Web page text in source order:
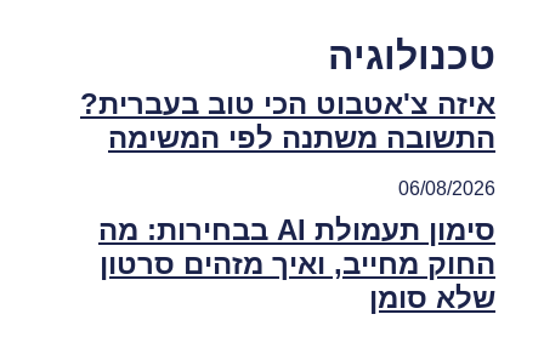
טכנולוגיה
איזה צ'אטבוט הכי טוב בעברית?
התשובה משתנה לפי המשימה
06/08/2026
סימון תעמולת AI בבחירות: מה
החוק מחייב, ואיך מזהים סרטון
שלא סומן